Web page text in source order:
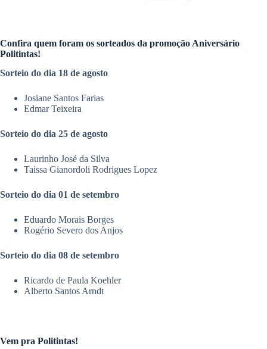
Confira quem foram os sorteados da promoção Aniversário
Politintas!
Sorteio do dia 18 de agosto
Josiane Santos Farias
Edmar Teixeira
Sorteio do dia 25 de agosto
Laurinho José da Silva
Taissa Gianordoli Rodrigues Lopez
Sorteio do dia 01 de setembro
Eduardo Morais Borges
Rogério Severo dos Anjos
Sorteio do dia 08 de setembro
Ricardo de Paula Koehler
Alberto Santos Arndt
Vem pra Politintas!